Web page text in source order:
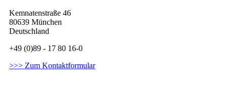
Kemnatenstraße 46
80639 München
Deutschland
+49 (0)89 - 17 80 16-0
>>> Zum Kontaktformular